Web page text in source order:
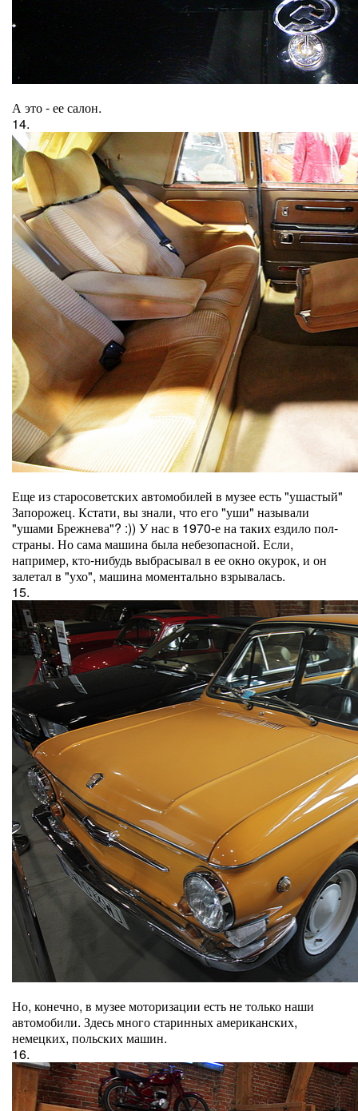
А это - ее салон.
14.
Еще из старосоветских автомобилей в музее есть "ушастый"
Запорожец. Кстати, вы знали, что его "уши" называли
"ушами Брежнева"? :)) У нас в 1970-е на таких ездило пол-
страны. Но сама машина была небезопасной. Если,
например, кто-нибудь выбрасывал в ее окно окурок, и он
залетал в "ухо", машина моментально взрывалась.
15.
Но, конечно, в музее моторизации есть не только наши
автомобили. Здесь много старинных американских,
немецких, польских машин.
16.